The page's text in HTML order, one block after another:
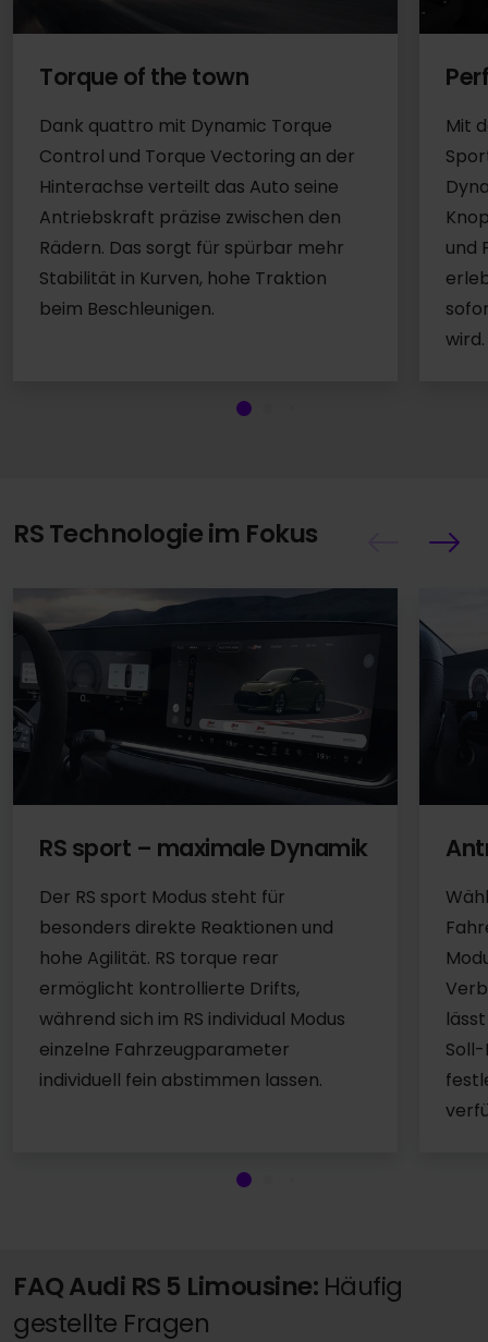
Torque of the town
Dank quattro mit Dynamic Torque
Control und Torque Vectoring an der
Hinterachse verteilt das Auto seine
Antriebskraft präzise zwischen den
Rädern. Das sorgt für spürbar mehr
Stabilität in Kurven, hohe Traktion
beim Beschleunigen.
Mit
und
wird.
RS Technologie im Fokus
RS sport – maximale Dynamik
Der RS sport Modus steht für
besonders direkte Reaktionen und
hohe Agilität. RS torque rear
ermöglicht kontrollierte Drifts,
während sich im RS individual Modus
einzelne Fahrzeugparameter
individuell fein abstimmen lassen.
FAQ Audi RS 5 Limousine: Häufig
gestellte Fragen